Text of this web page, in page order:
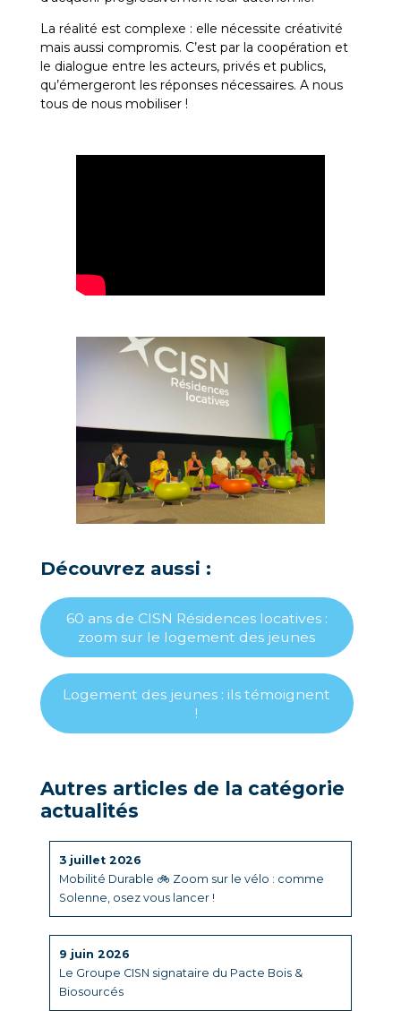
La réalité est complexe : elle nécessite créativité
mais aussi compromis. C’est par la coopération et
le dialogue entre les acteurs, privés et publics,
qu’émergeront les réponses nécessaires. A nous
tous de nous mobiliser !
Découvrez aussi :
60 ans de CISN Résidences locatives :
zoom sur le logement des jeunes
Logement des jeunes : ils témoignent
!
Autres articles de la catégorie
actualités
3 juillet 2026
Mobilité Durable 🚲 Zoom sur le vélo : comme
Solenne, osez vous lancer !
9 juin 2026
Le Groupe CISN signataire du Pacte Bois &
Biosourcés